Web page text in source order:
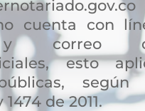
cuenta con
y correo
esto
según
de 2011.